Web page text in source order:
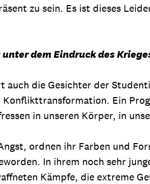
zu sein. Es ist dieses
dem Eindruck des
auch die Gesichter der
Ein
in unseren Körper, in
ordnen ihr Farben und
In ihrem noch sehr
Kämpfe, die extreme